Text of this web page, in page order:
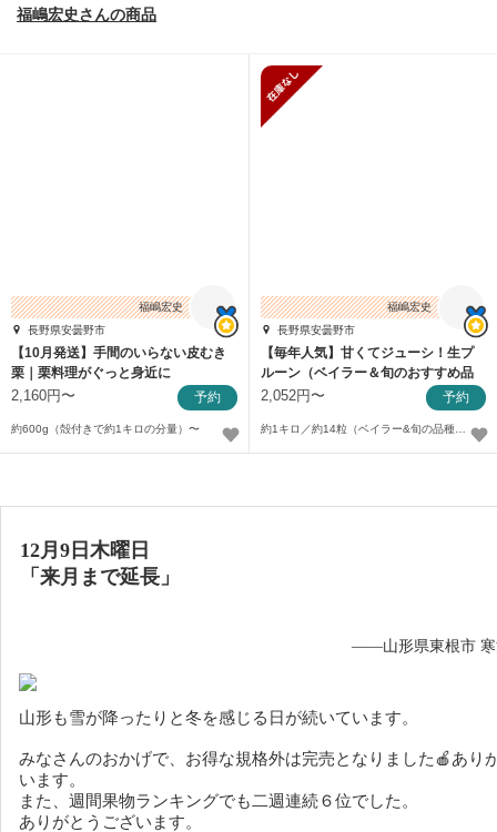
福嶋宏史さんの商品
福嶋宏史
長野県安曇野市
【10月発送】手間のいらない皮むき
栗｜栗料理がぐっと身近に
2,160円〜 予約
約600g（殻付きで約1キロの分量）〜
福嶋宏史
長野県安曇野市
【毎年人気】甘くてジューシ！生プ
ルーン（ベイラー＆旬のおすすめ品
種）
2,052円〜 予約
約1キロ／約14粒（ベイラー&旬の品種）〜
12月9日木曜日
「来月まで延長」
——山形県東根市 寒
山形も雪が降ったりと冬を感じる日が続いています。
みなさんのおかげで、お得な規格外は完売となりました🍎あり
います。
また、週間果物ランキングでも二週連続６位でした。
ありがとうございます。